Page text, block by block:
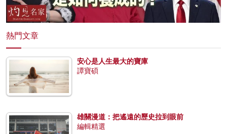
熱門文章
安心是人生最大的寶庫
譚寶碩
雄關漫道：把遙遠的歷史拉到眼前
編輯精選